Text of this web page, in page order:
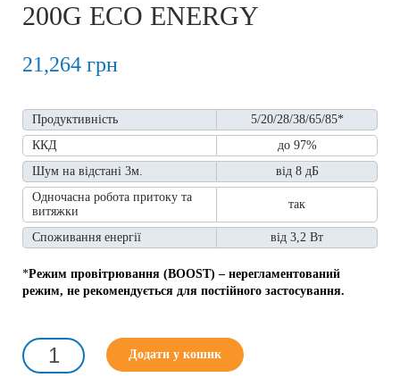
200G ECO ENERGY
21,264 грн
Продуктивність
5/20/28/38/65/85*
ККД
до 97%
Шум на відстані 3м.
від 8 дБ
Одночасна робота притоку та
витяжки
так
Споживання енергії від 3,2 Вт
*Режим провітрювання (BOOST) – нерегламентований
режим, не рекомендується для постійного застосування.
РЕКУПЕРАТОР
PRANA
Додати у кошик